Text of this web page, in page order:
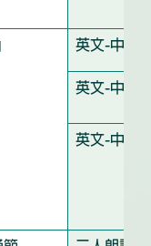
英文-中學
英文-中學
英文-中學